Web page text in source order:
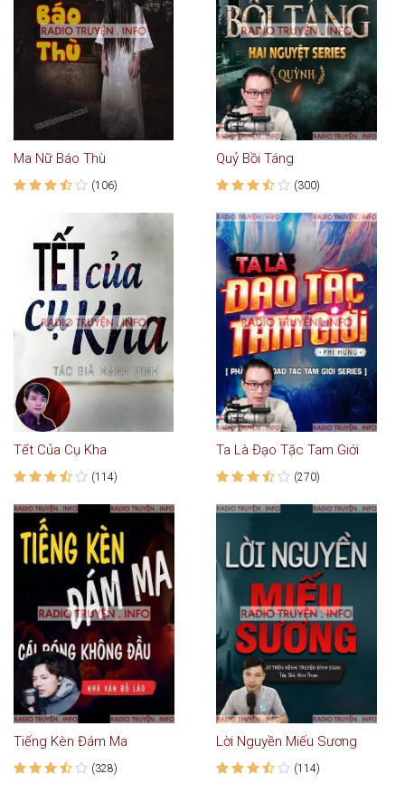
Ma Nữ Báo Thù
(106)
Quỷ Bồi Táng
(300)
Tết Của Cụ Kha
(114)
Ta Là Đạo Tặc Tam Giới
(270)
Tiếng Kèn Đám Ma
(328)
Lời Nguyền Miếu Sương
(114)